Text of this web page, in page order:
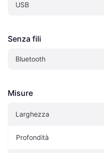
USB
Senza fili
Bluetooth
Misure
Larghezza
Profondità